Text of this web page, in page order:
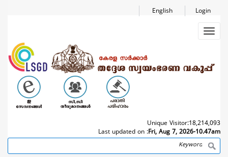
Login
English
Unique Visitor:18,214,093
Last updated on :Fri, Aug 7, 2026-10.47am
Search